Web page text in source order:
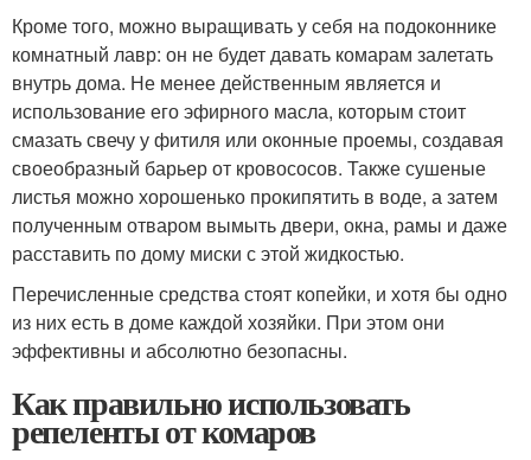
Кроме того, можно выращивать у себя на подоконнике
комнатный лавр: он не будет давать комарам залетать
внутрь дома. Не менее действенным является и
использование его эфирного масла, которым стоит
смазать свечу у фитиля или оконные проемы, создавая
своеобразный барьер от кровососов. Также сушеные
листья можно хорошенько прокипятить в воде, а затем
полученным отваром вымыть двери, окна, рамы и даже
расставить по дому миски с этой жидкостью.
Перечисленные средства стоят копейки, и хотя бы одно
из них есть в доме каждой хозяйки. При этом они
эффективны и абсолютно безопасны.
Как правильно использовать
репеленты от комаров